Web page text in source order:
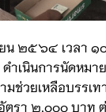
๖๔ เวลา ๑๐.
ดำเนินการนัดหม
มช่วยเหลือบรรเท
ตรา ๒,๐๐๐ บาท